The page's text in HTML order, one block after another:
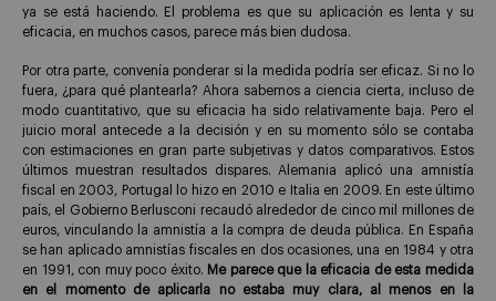
ya se está haciendo. El problema es que su aplicación es lenta y su
eficacia, en muchos casos, parece más bien dudosa.
Por otra parte, convenía ponderar si la medida podría ser eficaz. Si no lo
fuera, ¿para qué plantearla? Ahora sabemos a ciencia cierta, incluso de
modo cuantitativo, que su eficacia ha sido relativamente baja. Pero el
juicio moral antecede a la decisión y en su momento sólo se contaba
con estimaciones en gran parte subjetivas y datos comparativos. Estos
últimos muestran resultados dispares. Alemania aplicó una amnistía
fiscal en 2003, Portugal lo hizo en 2010 e Italia en 2009. En este último
país, el Gobierno Berlusconi recaudó alrededor de cinco mil millones de
euros, vinculando la amnistía a la compra de deuda pública. En España
se han aplicado amnistías fiscales en dos ocasiones, una en 1984 y otra
en 1991, con muy poco éxito. Me parece que la eficacia de esta medida
en el momento de aplicarla no estaba muy clara, al menos en la